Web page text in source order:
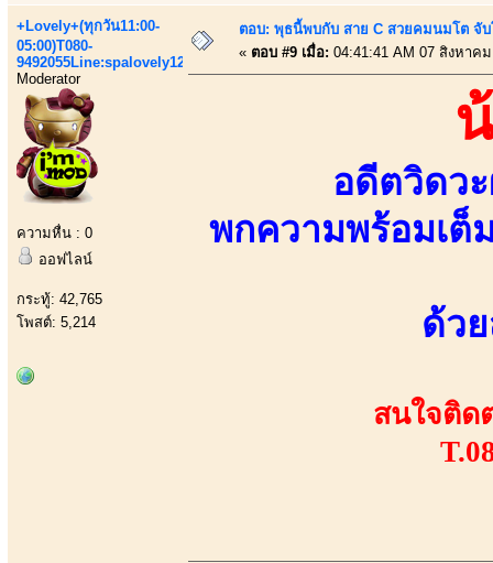
+Lovely+(ทุกวัน11:00-
05:00)T080-
9492055Line:spalovely123
Moderator
ความหื่น : 0
ออฟไลน์
กระทู้: 42,765
โพสต์: 5,214
ตอบ: พุธนี้พบกับ สาย C สวยคมนมโต จั
« ตอบ #9 เมื่อ: 04:41:41 AM 07 สิงหาค
อดีตวิดว
พกความพร้อมเต็
ด้ว
สนใจติด